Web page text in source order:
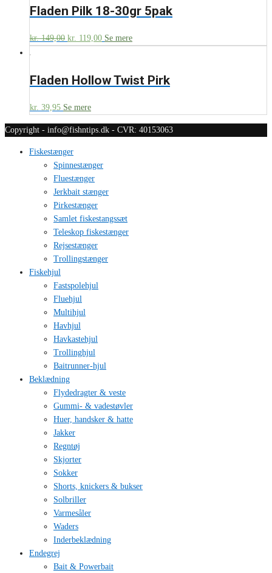
Fladen Pilk 18-30gr 5pak
kr.149,00 kr. 119,00 Se mere
Fladen Hollow Twist Pirk
kr. 39,95 Se mere
Copyright - info@fishntips.dk - CVR: 40153063
Fiskestænger
Spinnestænger
Fluestænger
Jerkbait stænger
Pirkestænger
Samlet fiskestangssæt
Teleskop fiskestænger
Rejsestænger
Trollingstænger
Fiskehjul
Fastspolehjul
Fluehjul
Multihjul
Havhjul
Havkastehjul
Trollinghjul
Baitrunner-hjul
Beklædning
Flydedragter & veste
Gummi- & vadestøvler
Huer, handsker & hatte
Jakker
Regntøj
Skjorter
Sokker
Shorts, knickers & bukser
Solbriller
Varmesåler
Waders
Inderbeklædning
Endegrej
Bait & Powerbait